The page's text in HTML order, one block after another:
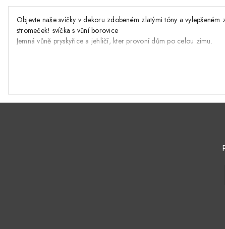
Objevte naše svíčky v dekoru zdobeném zlatými tóny a
stromeček! svíčka s vůní borovice
Jemná vůně pryskyřice a jehličí, kter provoní dům po celou zimu.